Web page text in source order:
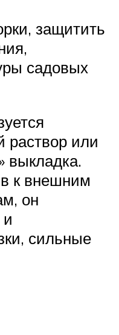
защитить
садовых
или
выкладка.
к внешним
он
сильные